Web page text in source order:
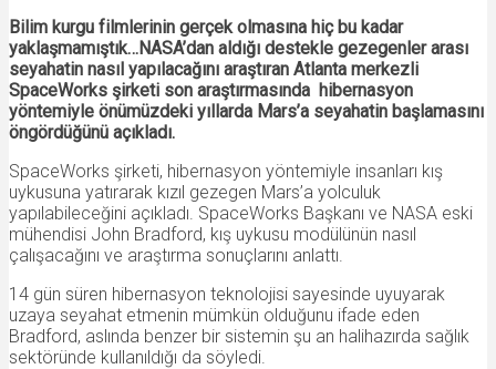
Bilim kurgu filmlerinin gerçek olmasına hiç bu kadar
yaklaşmamıştık…NASA’dan aldığı destekle gezegenler arası
seyahatin nasıl yapılacağını araştıran Atlanta merkezli
SpaceWorks şirketi son araştırmasında hibernasyon
yöntemiyle önümüzdeki yıllarda Mars’a seyahatin başlamasını
öngördüğünü açıkladı.
SpaceWorks şirketi, hibernasyon yöntemiyle insanları kış
uykusuna yatırarak kızıl gezegen Mars’a yolculuk
yapılabileceğini açıkladı. SpaceWorks Başkanı ve NASA eski
mühendisi John Bradford, kış uykusu modülünün nasıl
çalışacağını ve araştırma sonuçlarını anlattı.
14 gün süren hibernasyon teknolojisi sayesinde uyuyarak
uzaya seyahat etmenin mümkün olduğunu ifade eden
Bradford, aslında benzer bir sistemin şu an halihazırda sağlık
sektöründe kullanıldığı da söyledi.